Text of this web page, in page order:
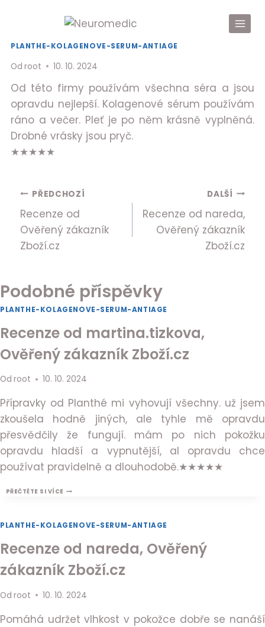
PLANTHE-KOLAGENOVE-SERUM-ANTIAGE
Od root 10. 10. 2024
Od této firmy používám všechna séra a jsou
opravdu nejlepší. Kolagenové sérum používám
ráno a večer. Pleť je po něm krásně vyplněná.
Drobné vrásky jsou pryč.
★★★★★
Navigace
pro
příspěvek
PŘEDCHOZÍ
Recenze od
Ověřený zákazník
Zboží.cz
DALŠÍ
Recenze od nareda,
Ověřený zákazník
Zboží.cz
Podobné příspěvky
PLANTHE-KOLAGENOVE-SERUM-ANTIAGE
Recenze od martina.tizkova,
Ověřený zákazník Zboží.cz
Od root 10. 10. 2024
Přípravky od Planthé mi vyhovují všechny. už jsem
zkoušela hodně jiných, ale tyhle mě opravdu
přesvědčily že fungují. mám po nich pokožku
opravdu hladší a vypnutější, al opravdu chce
používat pravidelně a dlouhodobě.★★★★★
PŘEČTĚTE SI VÍCE RECENZE
ZÁKAZNÍK
PLANTHE-KOLAGENOVE-SERUM-ANTIAGE
Recenze od nareda, Ověřený
zákazník Zboží.cz
Od root 10. 10. 2024
Pomáhá udržet vlhkost v pokožce dobře se nanáší